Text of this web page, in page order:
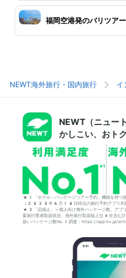
福岡空港発のバリツアー
NEWT海外旅行・国内旅行 イ
NEWT（ニュート
かしこい、おト
*1「ホテル・パッケージツアー予約」機能を持つ
（2025年6月18日時点の旅行予約アプリ利用
*2「品揃え」＝個人向け海外パッケージ数
要旅行業者取扱状況」海外旅行取扱額上位4社含む
扱いパッケージ数No.1調査：https://app-